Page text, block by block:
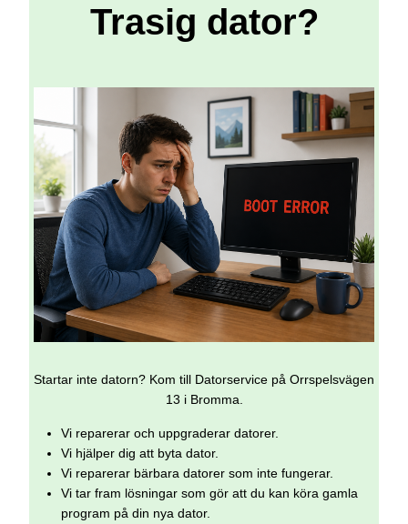
Trasig dator?
Startar inte datorn? Kom till Datorservice på Orrspelsvägen
13 i Bromma.
Vi reparerar och uppgraderar datorer.
Vi hjälper dig att byta dator.
Vi reparerar bärbara datorer som inte fungerar.
Vi tar fram lösningar som gör att du kan köra gamla
program på din nya dator.